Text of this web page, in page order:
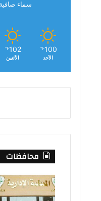
سماء صافية
100
℉
الأحد
102
℉
الأثنين
محافظات